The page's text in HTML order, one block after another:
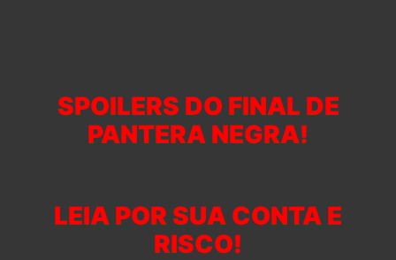
SPOILERS DO FINAL DE
PANTERA NEGRA!
LEIA POR SUA CONTA E
RISCO!